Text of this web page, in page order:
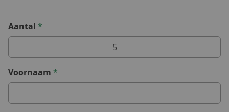
Aantal *
Voornaam *